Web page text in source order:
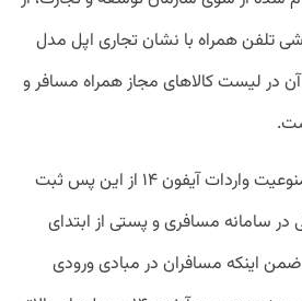
اسفند ماه ۱۴۰۱ گوشی تلفن همراه با نشان تجاری اپل مدل
آن در لیست کالاهای مجاز همراه مسافر و
بنابراین طبق بخشنامه ممنوعیت واردات آیفون ۱۴ از این پس ثبت
در سامانه مسافری و پستی از ابتدای
اینکه مسافران در مبادی ورودی